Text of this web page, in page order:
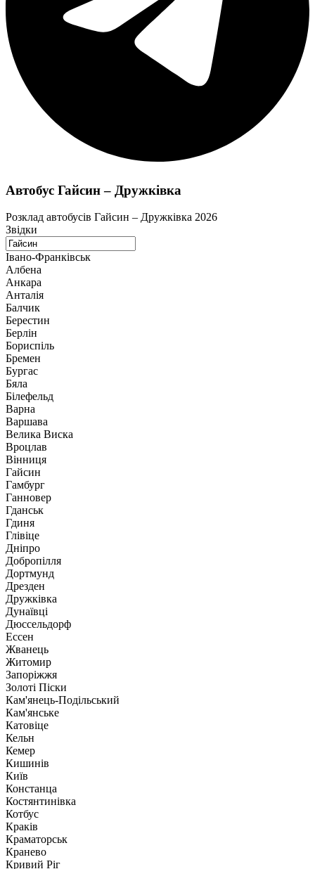
Автобус Гайсин – Дружківка
Розклад автобусів Гайсин – Дружківка 2026
Звідки
Івано-Франківськ
Албена
Анкара
Анталія
Балчик
Берестин
Берлін
Бориспіль
Бремен
Бургас
Бяла
Білефельд
Варна
Варшава
Велика Виска
Вроцлав
Вінниця
Гайсин
Гамбург
Ганновер
Гданськ
Гдиня
Глівіце
Дніпро
Добропілля
Дортмунд
Дрезден
Дружківка
Дунаївці
Дюссельдорф
Ессен
Жванець
Житомир
Запоріжжя
Золоті Піски
Кам'янець-Подільський
Кам'янське
Катовіце
Кельн
Кемер
Кишинів
Київ
Констанца
Костянтинівка
Котбус
Краків
Краматорськ
Кранево
Кривий Ріг